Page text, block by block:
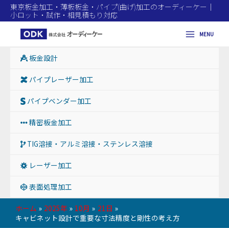
東京板金加工・薄板板金・パイプ(曲げ)加工のオーディーケー｜
小ロット・試作・相見積もり対応
MENU
板金設計
パイプレーザー加工
パイプベンダー加工
精密板金加工
TIG溶接・アルミ溶接・ステンレス溶接
レーザー加工
表面処理加工
ホーム 2025年 10月
21日
キャビネット設計で重要な寸法精度と剛性の考え方